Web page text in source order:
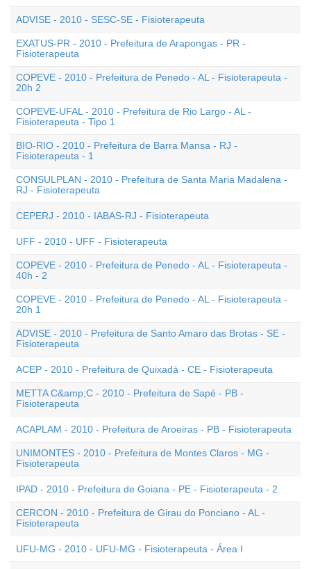
ADVISE - 2010 - SESC-SE - Fisioterapeuta
EXATUS-PR - 2010 - Prefeitura de Arapongas - PR -
Fisioterapeuta
COPEVE - 2010 - Prefeitura de Penedo - AL - Fisioterapeuta -
20h 2
COPEVE-UFAL - 2010 - Prefeitura de Rio Largo - AL -
Fisioterapeuta - Tipo 1
BIO-RIO - 2010 - Prefeitura de Barra Mansa - RJ -
Fisioterapeuta - 1
CONSULPLAN - 2010 - Prefeitura de Santa Maria Madalena -
RJ - Fisioterapeuta
CEPERJ - 2010 - IABAS-RJ - Fisioterapeuta
UFF - 2010 - UFF - Fisioterapeuta
COPEVE - 2010 - Prefeitura de Penedo - AL - Fisioterapeuta -
40h - 2
COPEVE - 2010 - Prefeitura de Penedo - AL - Fisioterapeuta -
20h 1
ADVISE - 2010 - Prefeitura de Santo Amaro das Brotas - SE -
Fisioterapeuta
ACEP - 2010 - Prefeitura de Quixadá - CE - Fisioterapeuta
METTA C&amp;C - 2010 - Prefeitura de Sapé - PB -
Fisioterapeuta
ACAPLAM - 2010 - Prefeitura de Aroeiras - PB - Fisioterapeuta
UNIMONTES - 2010 - Prefeitura de Montes Claros - MG -
Fisioterapeuta
IPAD - 2010 - Prefeitura de Goiana - PE - Fisioterapeuta - 2
CERCON - 2010 - Prefeitura de Girau do Ponciano - AL -
Fisioterapeuta
UFU-MG - 2010 - UFU-MG - Fisioterapeuta - Área I